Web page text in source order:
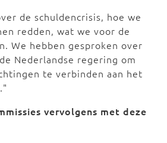
de schuldencrisis, hoe we
redden, wat we voor de
We hebben gesproken over
Nederlandse regering om
te verbinden aan het
vervolgens met deze